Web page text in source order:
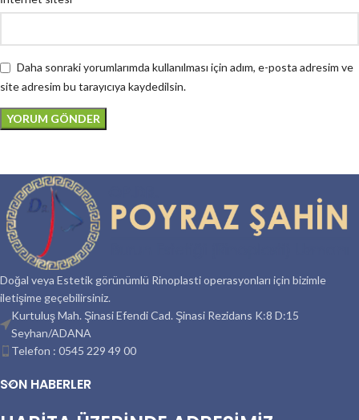
Daha sonraki yorumlarımda kullanılması için adım, e-posta adresim ve
site adresim bu tarayıcıya kaydedilsin.
Doğal veya Estetik görünümlü Rinoplasti operasyonları için bizimle
iletişime geçebilirsiniz.
Kurtuluş Mah. Şinasi Efendi Cad. Şinasi Rezidans K:8 D:15
Seyhan/ADANA
Telefon : 0545 229 49 00
SON HABERLER